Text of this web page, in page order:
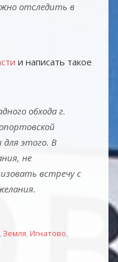
отследить в
и написать такое
обхода г.
для этого. В
не
встречу с
, Земля,Игнатово,